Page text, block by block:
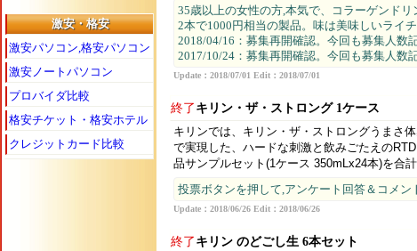
35歳以上の女性の方,本気で、コラーゲンドリ
2本で1000円相当の製品。味は美味しいライチ
2018/04/16：募集再開確認。今回も募集人数
2017/10/24：募集再開確認。今回も募集人数
Update：2018/07/01 Edit：2018/07/01
終了 キリン・ザ・ストロング 1ケース
キリンでは、キリン・ザ・ストロングうまさ
で実現した、ハードな刺激と飲みごたえの
品サンプルセット(1ケース 350mLx24本)を合計
投票ボタンを押して,アンケート回答＆コメン
Update：2018/06/26 Edit：2018/06/26
終了 キリン のどごし生 6本セット
激安・格安
激安パソコン,格安パソコン
激安ノートパソコン
プロバイダ比較
格安チケット・格安ホテル
クレジットカード比較